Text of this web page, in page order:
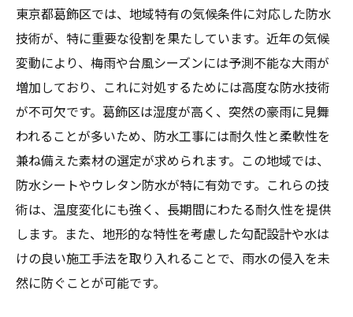
梅雨対策としての防水工事の役割
台風シーズンに耐えるための施工事例
雨漏りを防ぐための効果的な工法の選定
梅雨期における定期メンテナンスの必要性
長期的視点から見る防水工事の利点
地域の気候に即した防水工事事例で耐久性を向
上
成功事例から学ぶ耐久性向上のポイント
気候条件を考慮した防水工事の具体例
長寿命化を実現する防水技術の選び方
東京都葛飾区では、地域特有の気候条件に対応した防水
技術が、特に重要な役割を果たしています。近年の気候
変動により、梅雨や台風シーズンには予測不能な大雨が
増加しており、これに対処するためには高度な防水技術
が不可欠です。葛飾区は湿度が高く、突然の豪雨に見舞
われることが多いため、防水工事には耐久性と柔軟性を
兼ね備えた素材の選定が求められます。この地域では、
防水シートやウレタン防水が特に有効です。これらの技
術は、温度変化にも強く、長期間にわたる耐久性を提供
します。また、地形的な特性を考慮した勾配設計や水は
けの良い施工手法を取り入れることで、雨水の侵入を未
然に防ぐことが可能です。